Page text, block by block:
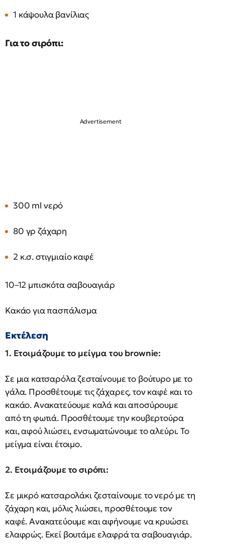
1 κάψουλα βανίλιας
Για το σιρόπι:
300 ml νερό
80 γρ ζάχαρη
2 κ.σ. στιγμιαίο καφέ
10–12 μπισκότα σαβουαγιάρ
Κακάο για πασπάλισμα
Εκτέλεση
1. Ετοιμάζουμε το μείγμα του brownie:
Σε μια κατσαρόλα ζεσταίνουμε το βούτυρο με το
γάλα. Προσθέτουμε τις ζάχαρες, τον καφέ και το
κακάο. Ανακατεύουμε καλά και αποσύρουμε
από τη φωτιά. Προσθέτουμε την κουβερτούρα
και, αφού λιώσει, ενσωματώνουμε το αλεύρι. Το
μείγμα είναι έτοιμο.
2. Ετοιμάζουμε το σιρόπι:
Σε μικρό κατσαρολάκι ζεσταίνουμε το νερό με τη
ζάχαρη και, μόλις λιώσει, προσθέτουμε τον
καφέ. Ανακατεύουμε και αφήνουμε να κρυώσει
ελαφρώς. Εκεί βουτάμε ελαφρά τα σαβουαγιάρ.